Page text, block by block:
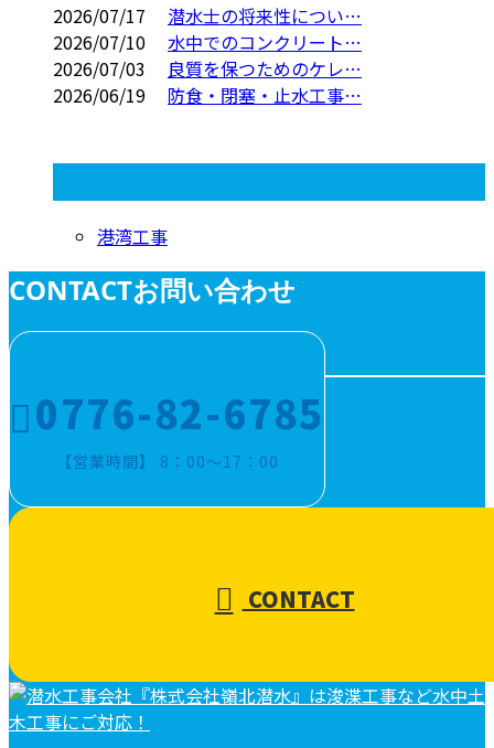
2026/07/17
潜水士の将来性につい…
2026/07/10
水中でのコンクリート…
2026/07/03
良質を保つためのケレ…
2026/06/19
防食・閉塞・止水工事…
港湾工事
CONTACTお問い合わせ
0776-82-6785
【営業時間】 8：00～17：00
CONTACT